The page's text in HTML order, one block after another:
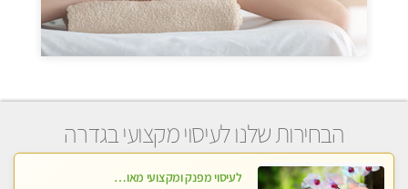
הבחירות שלנו לעיסוי מקצועי בגדרה
לעיסוי מפנק ומקצועי מאוד . לחוויה מרגיעה ומפנקת .מומלץ מאוד !!!